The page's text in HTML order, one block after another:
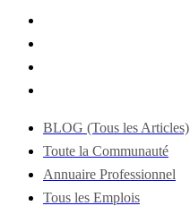
BLOG (Tous les Articles)
Toute la Communauté
Annuaire Professionnel
Tous les Emplois